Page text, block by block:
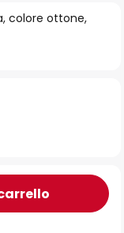
colore ottone,